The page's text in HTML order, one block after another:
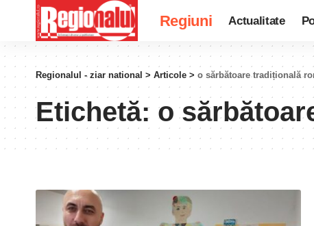
Regiuni Actualitate
Regionalul - ziar national > Articole > o sărbătoare tradițională
Etichetă: o